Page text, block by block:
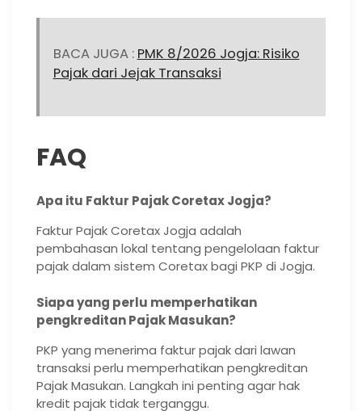
BACA JUGA : PMK 8/2026 Jogja: Risiko
Pajak dari Jejak Transaksi
FAQ
Apa itu Faktur Pajak Coretax Jogja?
Faktur Pajak Coretax Jogja adalah
pembahasan lokal tentang pengelolaan faktur
pajak dalam sistem Coretax bagi PKP di Jogja.
Siapa yang perlu memperhatikan
pengkreditan Pajak Masukan?
PKP yang menerima faktur pajak dari lawan
transaksi perlu memperhatikan pengkreditan
Pajak Masukan. Langkah ini penting agar hak
kredit pajak tidak terganggu.